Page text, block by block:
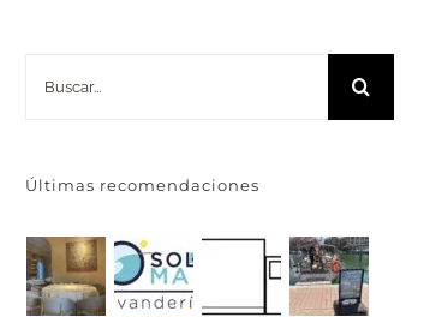
Últimas recomendaciones